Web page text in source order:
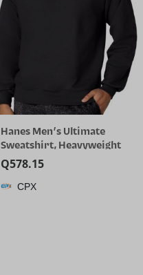
Hanes Men’s Ultimate
Sweatshirt, Heavyweight
Fleece Sweatshirt,
Crewneck Pullover for Men
Q578.15
CPX